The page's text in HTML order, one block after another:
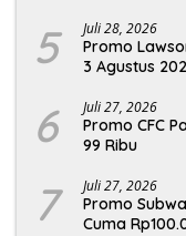
5 Juli 28, 2026
Promo
3 Agustus
6 Juli 27, 2026
Promo CFC
99 Ribu
7 Juli 27, 2026
Promo
Cuma